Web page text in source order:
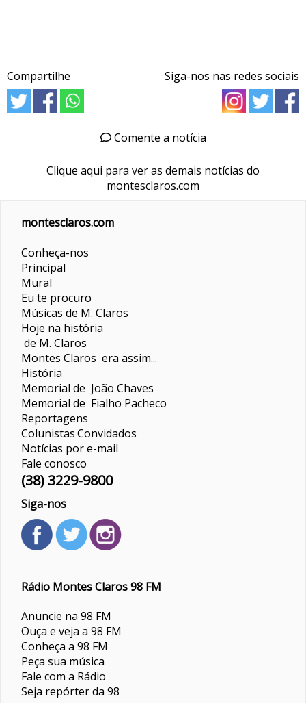
Compartilhe Siga-nos nas redes sociais
Comente a notícia
Clique aqui para ver as demais notícias do
montesclaros.com
montesclaros.com
Conheça-nos
Principal
Mural
Eu te procuro
Músicas de M. Claros
Hoje na história
de M. Claros
Montes Claros era assim...
História
Memorial de João Chaves
Memorial de Fialho Pacheco
Reportagens
ColunistasConvidados
Notícias por e-mail
Fale conosco
(38) 3229-9800
Siga-nos
Rádio Montes Claros 98 FM
Anuncie na 98 FM
Ouça e veja a 98 FM
Conheça a 98 FM
Peça sua música
Fale com a Rádio
Seja repórter da 98